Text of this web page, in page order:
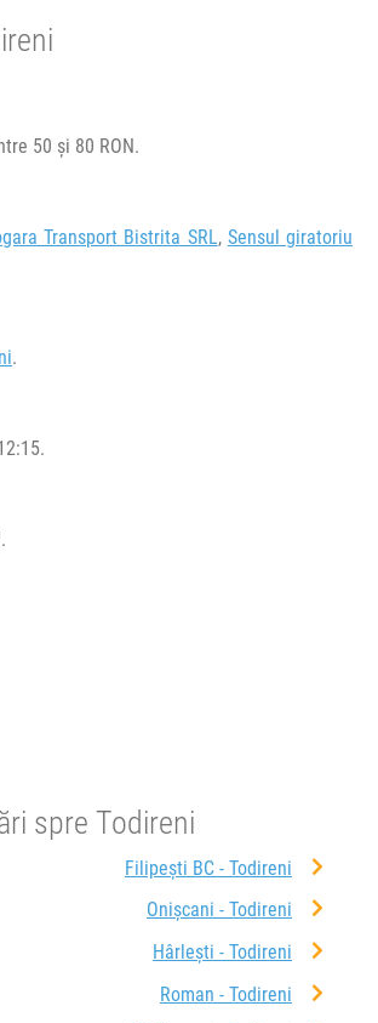
50 și 80 RON.
Transport Bistrita SRL, Sensul giratoriu
.
.
spre Todireni
Filipești BC - Todireni
Onișcani - Todireni
Hârlești - Todireni
Roman - Todireni